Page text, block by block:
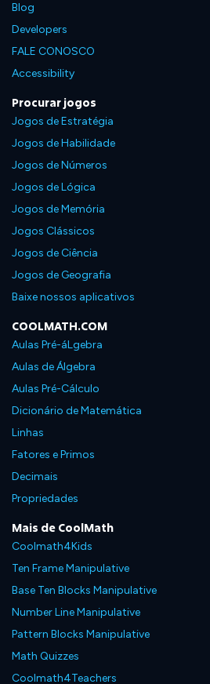
Blog
Developers
FALE CONOSCO
Accessibility
Procurar jogos
Jogos de Estratégia
Jogos de Habilidade
Jogos de Números
Jogos de Lógica
Jogos de Memória
Jogos Clássicos
Jogos de Ciência
Jogos de Geografia
Baixe nossos aplicativos
COOLMATH.COM
Aulas Pré-áLgebra
Aulas de Álgebra
Aulas Pré-Cálculo
Dicionário de Matemática
Linhas
Fatores e Primos
Decimais
Propriedades
Mais de CoolMath
Coolmath4Kids
Ten Frame Manipulative
Base Ten Blocks Manipulative
Number Line Manipulative
Pattern Blocks Manipulative
Math Quizzes
Coolmath4Teachers